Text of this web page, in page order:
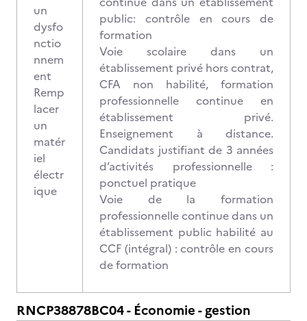
un
dysfo
nctio
nnem
ent
Remp
lacer
un
matér
iel
électr
ique
public: contrôle en cours de
formation
Voie scolaire dans un
établissement privé hors contrat,
CFA non habilité, formation
professionnelle continue en
établissement privé.
Enseignement à distance.
Candidats justifiant de 3 années
d’activités professionnelle :
ponctuel pratique
Voie de la formation
professionnelle continue dans un
établissement public habilité au
CCF (intégral) : contrôle en cours
de formation
RNCP38878BC04 - Économie - gestion